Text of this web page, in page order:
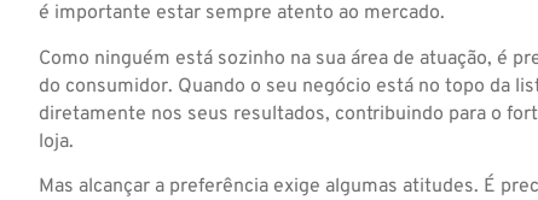
é importante estar sempre atento ao mercado.
Como ninguém está sozinho na sua área de atuação, é
do consumidor. Quando o seu negócio está no topo da
diretamente nos seus resultados, contribuindo para o
loja.
Mas alcançar a preferência exige algumas atitudes. É